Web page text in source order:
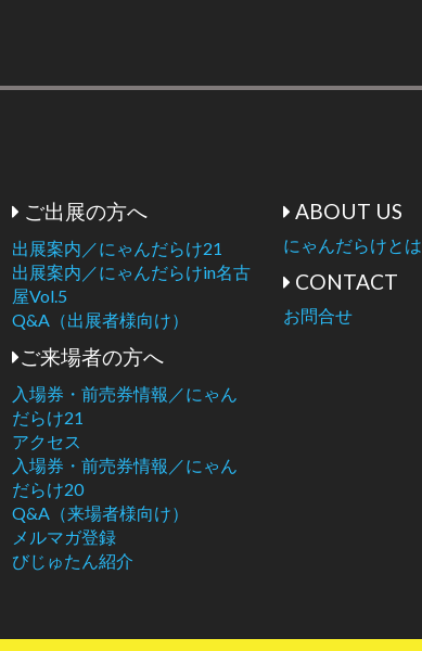
ご出展の方へ
出展案内／にゃんだらけ21
出展案内／にゃんだらけin名古
屋Vol.5
Q&A（出展者様向け）
ご来場者の方へ
入場券・前売券情報／にゃん
だらけ21
アクセス
入場券・前売券情報／にゃん
だらけ20
Q&A（来場者様向け）
メルマガ登録
びじゅたん紹介
ABOUT US
にゃんだらけとは
CONTACT
お問合せ